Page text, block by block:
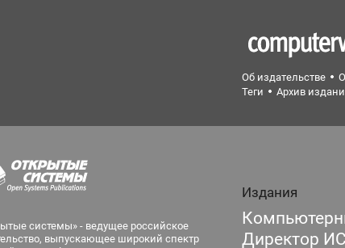
Об издательстве
Теги
Архив
системы» - ведущее российское
выпускающее широкий спектр
Издания
Директор ИС